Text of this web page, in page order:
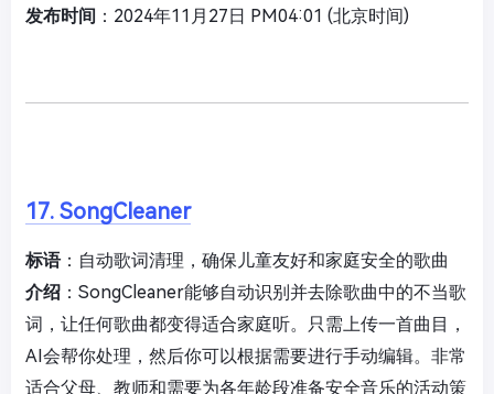
发布时间 ：2024年11月27日 PM04:01 (北京时间)
17. SongCleaner
标语：自动歌词清理，确保儿童友好和家庭安全的歌曲
介绍 ：SongCleaner能够自动识别并去除歌曲中的不当歌
词，让任何歌曲都变得适合家庭听。只需上传一首曲目，
AI会帮你处理，然后你可以根据需要进行手动编辑。非常
适合父母、教师和需要为各年龄段准备安全音乐的活动策